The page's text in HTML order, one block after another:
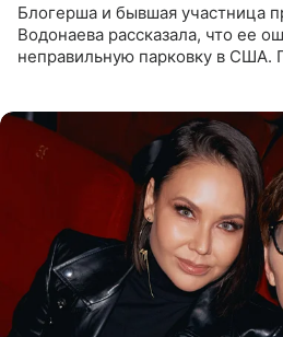
Блогерша и бывшая участница
Водонаева рассказала, что ее
неправильную парковку в США.